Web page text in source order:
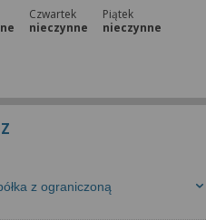
Czwartek
nieczynne
Piątek
nieczynne
z ograniczoną